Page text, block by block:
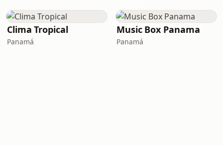
Clima Tropical
Panamá
Music Box Panama
Panamá